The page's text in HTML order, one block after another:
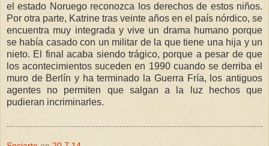
el estado Noruego reconozca los derechos de estos niños.
Por otra parte, Katrine tras veinte años en el país nórdico, se
encuentra muy integrada y vive un drama humano porque
se había casado con un militar de la que tiene una hija y un
nieto. El final acaba siendo trágico, porque a pesar de que
los acontecimientos suceden en 1990 cuando se derriba el
muro de Berlín y ha terminado la Guerra Fría, los antiguos
agentes no permiten que salgan a la luz hechos que
pudieran incriminarles.